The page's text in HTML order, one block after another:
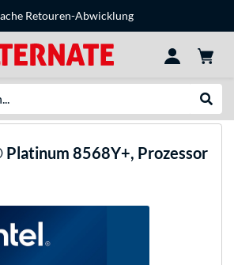
Retouren-Abwicklung
8568Y+, Prozessor